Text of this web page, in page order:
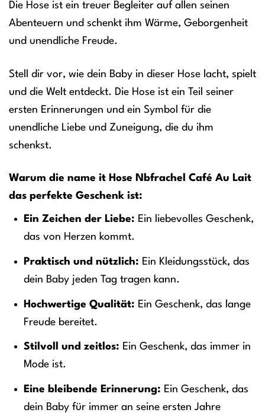
Die Hose ist ein treuer Begleiter auf allen seinen
Abenteuern und schenkt ihm Wärme, Geborgenheit
und unendliche Freude.
Stell dir vor, wie dein Baby in dieser Hose lacht, spielt
und die Welt entdeckt. Die Hose ist ein Teil seiner
ersten Erinnerungen und ein Symbol für die
unendliche Liebe und Zuneigung, die du ihm
schenkst.
Warum die name it Hose Nbfrachel Café Au Lait
das perfekte Geschenk ist:
Ein Zeichen der Liebe: Ein liebevolles Geschenk,
das von Herzen kommt.
Praktisch und nützlich: Ein Kleidungsstück, das
dein Baby jeden Tag tragen kann.
Hochwertige Qualität: Ein Geschenk, das lange
Freude bereitet.
Stilvoll und zeitlos: Ein Geschenk, das immer in
Mode ist.
Eine bleibende Erinnerung: Ein Geschenk, das
dein Baby für immer an seine ersten Jahre